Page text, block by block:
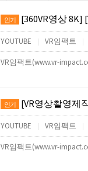
인기 [360VR영상 8K] [VR임팩트]
YOUTUBE | VR임팩트 |
VR임팩트(www.vr-
인기 [VR영상촬영제
YOUTUBE | VR임팩트 |
VR임팩트(www.vr-